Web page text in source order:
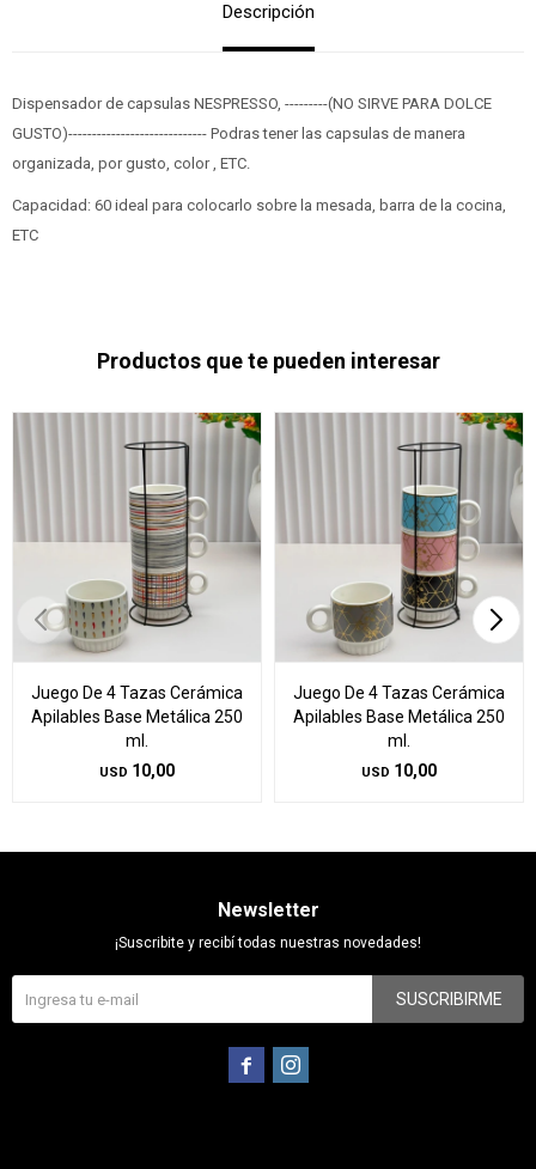
Descripción
Dispensador de capsulas NESPRESSO, ---------(NO SIRVE PARA DOLCE
GUSTO)----------------------------- Podras tener las capsulas de manera
organizada, por gusto, color , ETC.
Capacidad: 60 ideal para colocarlo sobre la mesada, barra de la cocina,
ETC
Productos que te pueden interesar
Juego De 4 Tazas Cerámica
Apilables Base Metálica 250
ml.
USD 10,00
Juego De 4 Tazas Cerámica
Apilables Base Metálica 250
ml.
USD 10,00
Newsletter
¡Suscribite y recibí todas nuestras novedades!
SUSCRIBIRME
 